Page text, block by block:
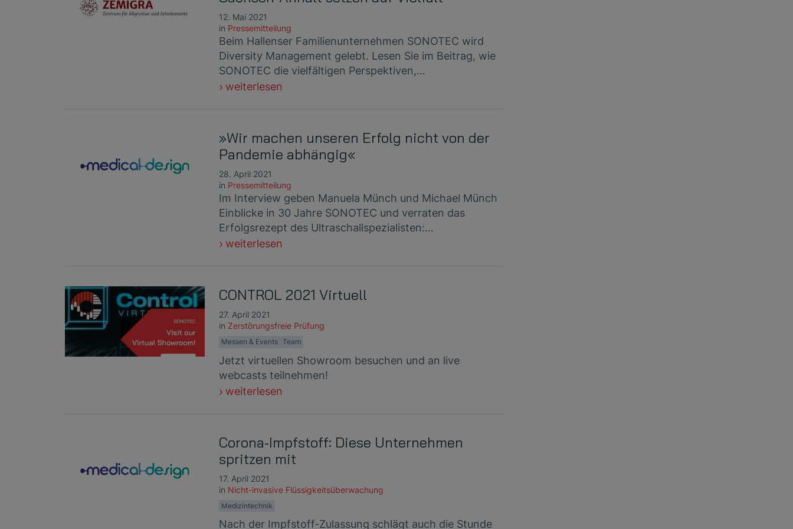
12. Mai 2021
in Pressemitteilung
Beim Hallenser Familienunternehmen SONOTEC wird
Diversity Management gelebt. Lesen Sie im Beitrag, wie
SONOTEC die vielfältigen Perspektiven,…
weiterlesen
»Wir machen unseren Erfolg nicht von der
Pandemie abhängig«
28. April 2021
in Pressemitteilung
Im Interview geben Manuela Münch und Michael Münch
Einblicke in 30 Jahre SONOTEC und verraten das
Erfolgsrezept des Ultraschallspezialisten:…
weiterlesen
CONTROL 2021 Virtuell
27. April 2021
in Zerstörungsfreie Prüfung
Messen & Events Team
Jetzt virtuellen Showroom besuchen und an live
webcasts teilnehmen!
weiterlesen
Corona-Impfstoff: Diese Unternehmen
spritzen mit
17. April 2021
in Nicht-invasive Flüssigkeitsüberwachung
Medizintechnik
Nach der Impfstoff-Zulassung schlägt auch die Stunde